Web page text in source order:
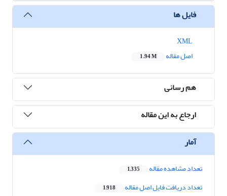
فایل ها
اصل مقاله
1.94 M
هم رسانی
ارجاع به این مقاله
آمار
تعداد مشاهده مقاله 1,335
تعداد دریافت فایل اصل مقاله 1,918